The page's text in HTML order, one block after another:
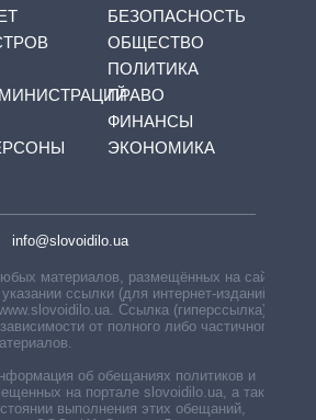
БЕЗОПАСНОСТЬ
ОБЩЕСТВО
ПОЛИТИКА
ПРАВО
ФИНАНСЫ
ЭКОНОМИКА
info@slovoidilo.ua
материалов, размещённых на сайте,
ссылки (для интернет-изданий —
Ссылка (гиперссылка)
от полного либо частичного
об обещаниях политиков и
на портале slovoidilo.ua, а также
выполнения этих обещаний,